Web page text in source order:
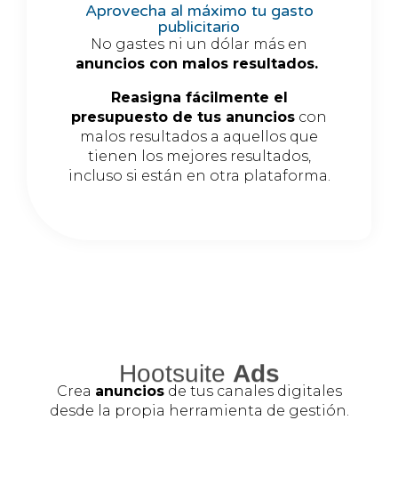
Aprovecha al máximo tu gasto
publicitario
No gastes ni un dólar más en
anuncios con malos resultados.
Reasigna fácilmente el
presupuesto de tus anuncios con
malos resultados a aquellos que
tienen los mejores resultados,
incluso si están en otra plataforma.
Hootsuite Ads
Crea anunciosde tus canales digitales
desde la propia herramienta de gestión.